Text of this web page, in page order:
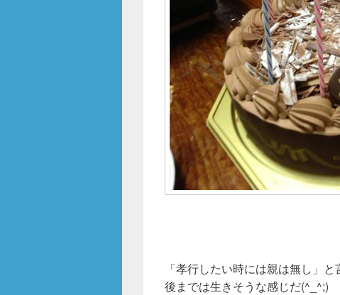
「孝行したい時には親は無し」
後までは生きそうな感じだ(^_^;)